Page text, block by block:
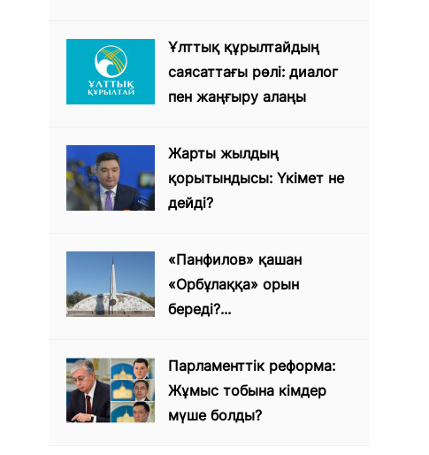
Ұлттық құрылтайдың
саясаттағы рөлі: диалог
пен жаңғыру алаңы
Жарты жылдың
қорытындысы: Үкімет не
дейді?
«Панфилов» қашан
«Орбұлаққа» орын
береді?...
Парламенттік реформа:
Жұмыс тобына кімдер
мүше болды?